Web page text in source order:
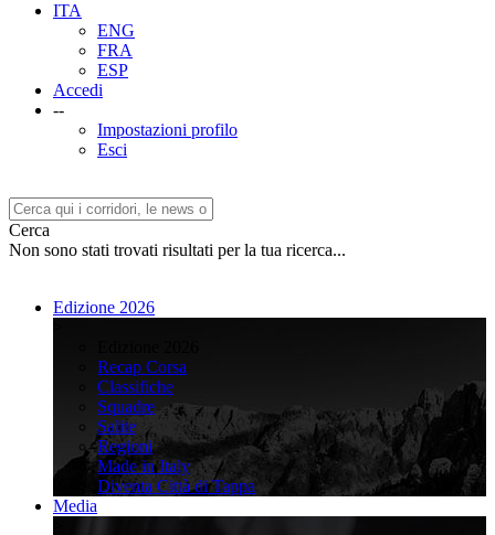
ITA
ENG
FRA
ESP
Accedi
--
Impostazioni profilo
Esci
Cerca
Non sono stati trovati risultati per la tua ricerca...
Edizione 2026
Recap Corsa
Classifiche
Squadre
Salite
Regioni
Made in Italy
Diventa Città di Tappa
Media